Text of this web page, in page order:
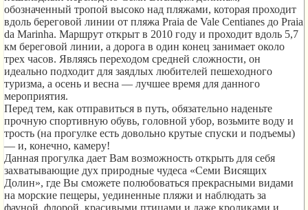
обозначенный тропой высоко над пляжами, которая проходит
вдоль береговой линии от пляжа Praia de Vale Centianes до Praia
da Marinha. Маршрут открыт в 2010 году и проходит вдоль 5,7
км береговой линии, а дорога в один конец занимает около
трех часов. Являясь переходом средней сложности, он
идеально подходит для заядлых любителей пешеходного
туризма, а осень и весна — лучшее время для данного
мероприятия.
Перед тем, как отправиться в путь, обязательно наденьте
прочную спортивную обувь, головной убор, возьмите воду и
трость (на прогулке есть довольно крутые спуски и подъемы)
— и, конечно, камеру!
Данная прогулка дает Вам возможность открыть для себя
захватывающие дух природные чудеса «Семи Висящих
Долин», где Вы сможете полюбоваться прекрасными видами
на морские пещеры, уединенные пляжи и наблюдать за
фауной, флорой, красивыми птицами и даже кроликами и